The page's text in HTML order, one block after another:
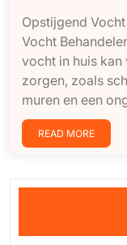
Opstijgend
Vocht
vocht in huis
zorgen, zoals
muren en een
READ MORE